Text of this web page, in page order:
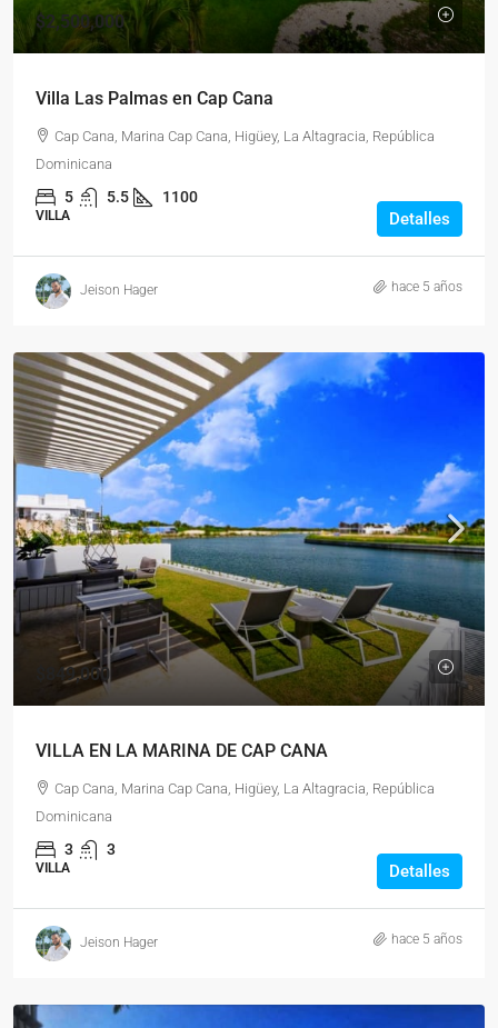
$2,500,000
Villa Las Palmas en Cap Cana
Cap Cana, Marina Cap Cana, Higüey, La Altagracia, República
Dominicana
5 5.5 1100
VILLA Detalles
Jeison Hager hace 5 años
$849,000
VILLA EN LA MARINA DE CAP CANA
Cap Cana, Marina Cap Cana, Higüey, La Altagracia, República
Dominicana
3 3
VILLA Detalles
Jeison Hager hace 5 años